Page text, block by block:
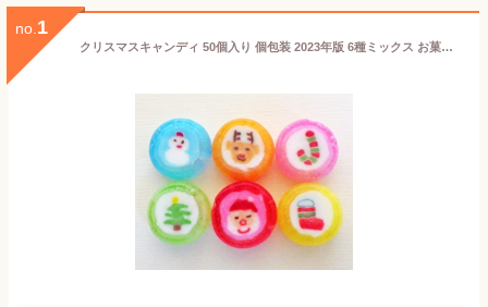
no. 1
クリスマスキャンディ 50個入り 個包装 2023年版 6種ミックス お菓子 クリスマス 飴 金扇